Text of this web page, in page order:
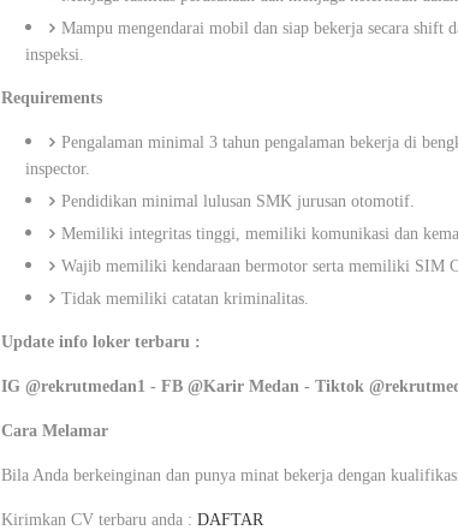
Mampu mengendarai mobil dan siap bekerja secara shift
inspeksi.
Requirements
Pengalaman minimal 3 tahun pengalaman bekerja di
inspector.
Pendidikan minimal lulusan SMK jurusan otomotif.
Memiliki integritas tinggi, memiliki komunikasi dan
Wajib memiliki kendaraan bermotor serta memiliki SIM
Tidak memiliki catatan kriminalitas.
Update info loker terbaru :
IG @rekrutmedan1 - FB @Karir Medan - Tiktok
Cara Melamar
Bila Anda berkeinginan dan punya minat bekerja dengan
Kirimkan CV terbaru anda : DAFTAR